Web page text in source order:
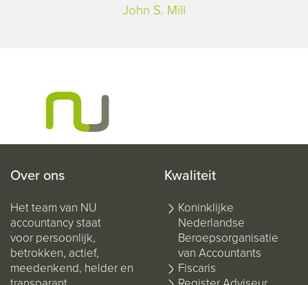
John S. Mill
Over ons
Het team van NU
accountancy staat
voor persoonlijk,
betrokken, actief,
meedenkend, helder en
Kwaliteit
Koninklijke
Nederlandse
Beroepsorganisatie
van Accountants
Fiscaris